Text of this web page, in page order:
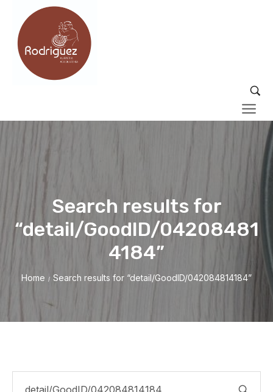
Search results for
“detail/GoodID/04208481
4184”
Home / Search results for “detail/GoodID/042084814184”